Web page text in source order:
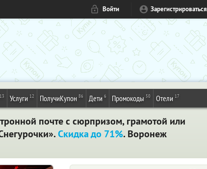
Войти Зарегистрироваться
13 Услуги 12 ПолучиКупон 86 Дети 6 Промокоды 50 Отели 17
почте с сюрпризом, грамотой или
Скидка до 71%. Воронеж